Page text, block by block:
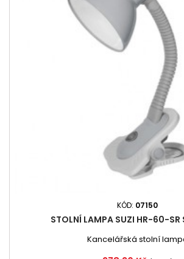
KÓD: 07150
STOLNÍ LAMPA SUZI HR-60-SR
Kancelářská stolní